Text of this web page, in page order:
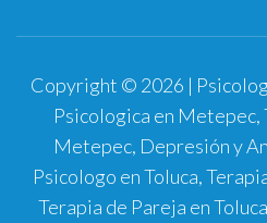
Copyright © 2026 |
Psicologica en Metepec,
Metepec, Depresión y
Psicologo en Toluca,
Terapia de Pareja en